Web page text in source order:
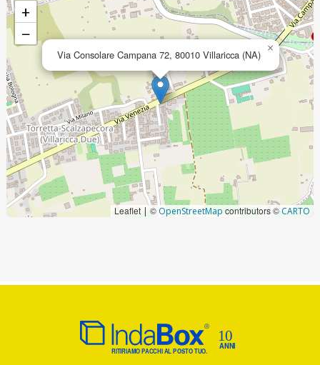
Via Consolare Campana 72, 80010 Villaricca (NA) ×
+
−
Leaflet | © OpenStreetMap contributors ©CARTO